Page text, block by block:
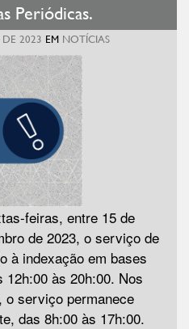
Periódicas.
DE 2023 EM NOTÍCIAS
feiras, entre 15 de
de 2023, o serviço de
à indexação em bases
12h:00 às 20h:00. Nos
o serviço permanece
das 8h:00 às 17h:00.